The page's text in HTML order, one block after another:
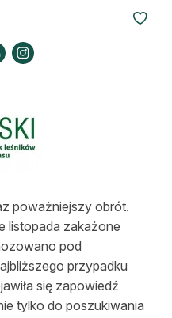
poważniejszy obrót.
listopada zakażone
pod
przypadku
się zapowiedź
tylko do poszukiwania